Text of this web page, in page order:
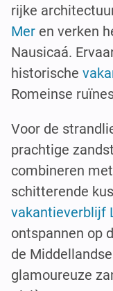
rijke
Mer en verken
Nausicaá.
historische
Romeinse
Voor de
prachtige
combineren
schitterende
vakantieverblijf
ontspannen op
de
glamoureuze